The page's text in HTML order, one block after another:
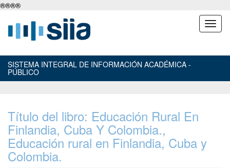
®®®®
SISTEMA INTEGRAL DE INFORMACIÓN ACADÉMICA -
PÚBLICO
Título del libro: Educación Rural En
Finlandia, Cuba Y Colombia.,
Educación rural en Finlandia, Cuba y
Colombia.